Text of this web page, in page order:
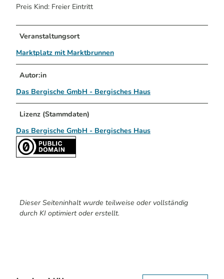
Preis Kind: Freier Eintritt
Veranstaltungsort
Marktplatz mit Marktbrunnen
Autor:in
Das Bergische GmbH - Bergisches Haus
Lizenz (Stammdaten)
Das Bergische GmbH - Bergisches Haus
Dieser Seiteninhalt wurde teilweise oder vollständig
durch KI optimiert oder erstellt.